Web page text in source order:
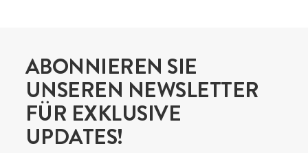
ABONNIEREN SIE
UNSEREN NEWSLETTER
FÜR EXKLUSIVE
UPDATES!